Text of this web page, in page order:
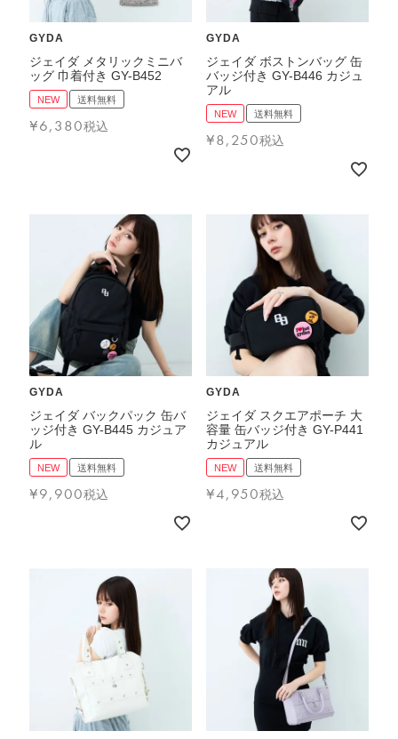
GYDA
ジェイダ メタリックミニバ
ッグ 巾着付き GY-B452
NEW 送料無料
¥6,380税込
GYDA
ジェイダ ボストンバッグ 缶
バッジ付き GY-B446 カジュ
アル
NEW 送料無料
¥8,250税込
GYDA
ジェイダ バックパック 缶バ
ッジ付き GY-B445 カジュア
ル
NEW 送料無料
¥9,900税込
GYDA
ジェイダ スクエアポーチ 大
容量 缶バッジ付き GY-P441
カジュアル
NEW 送料無料
¥4,950税込